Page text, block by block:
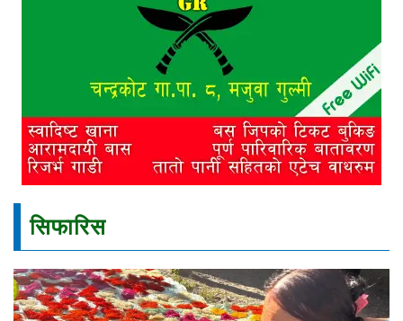
सिफारिस